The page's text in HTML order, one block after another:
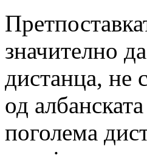
значително
дистанца, не
од
поголема